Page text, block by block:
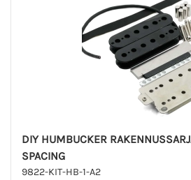
DIY HUMBUCKER
SPACING
9822-KIT-HB-1-A2